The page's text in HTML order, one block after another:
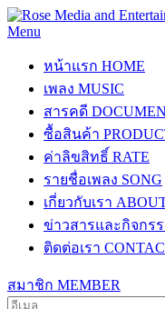
Menu
หน้าแรก HOME
เพลง MUSIC
สารคดี
ซื้อสินค้า
ค่าลิขสิทธิ์ RATE
รายชื่อเพลง SONG
เกี่ยวกับเรา
ข่าวสารและกิจกร
ติดต่อเรา
สมาชิก MEMBER